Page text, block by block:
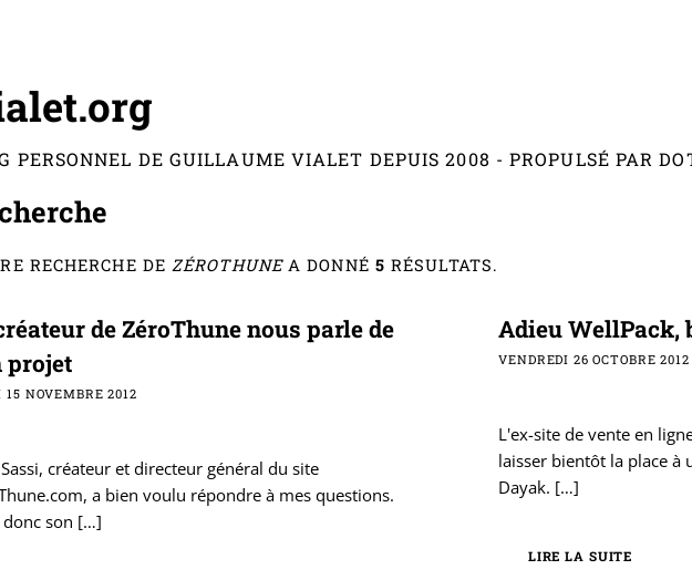
PERSONNEL DE GUILLAUME VIALET DEPUIS 2008 - PROPULSÉ PAR
RECHERCHE DEZÉROTHUNEA DONNÉ 5 RÉSULTATS.
de ZéroThune nous parle de
projet
15 NOVEMBRE 2012
créateur et directeur général du site
a bien voulu répondre à mes questions.
son […]
Adieu WellPack,
VENDREDI 26 OCTOBRE 2012
L'ex-site de vente en
laisser bientôt la place
Dayak. […]
LIRE LA SUITE